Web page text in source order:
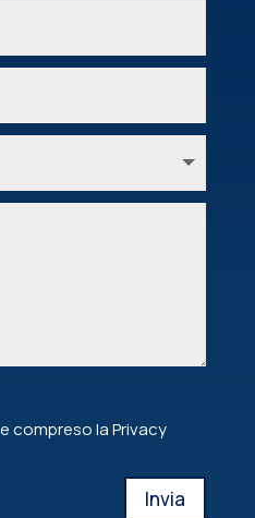
compreso la Privacy
Invia